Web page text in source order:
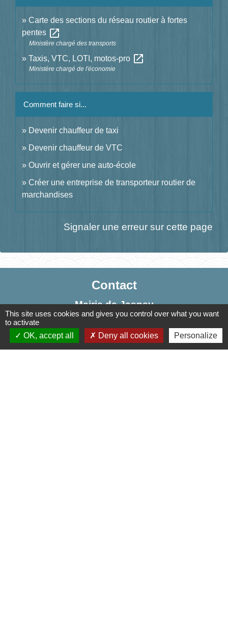
Carte des sections du réseau routier à fortes
pentes open_in_new
Ministère chargé des transports
Taxis, VTC, LOTI, motos-pro open_in_new
Ministère chargé de l'économie
Comment faire si...
Devenir chauffeur de taxi
Devenir chauffeur de VTC
Ouvrir et gérer une auto-école
Créer une entreprise de transporteur routier de
marchandises
Signaler une erreur sur cette page
Contact
Mairie de Jasney
3, Le Château
70800 Jasney - FRANCE
+33 3 84 49 81 16
This site uses cookies and gives you control over what you want
to activate
OK, accept all
Deny all cookies Personalize